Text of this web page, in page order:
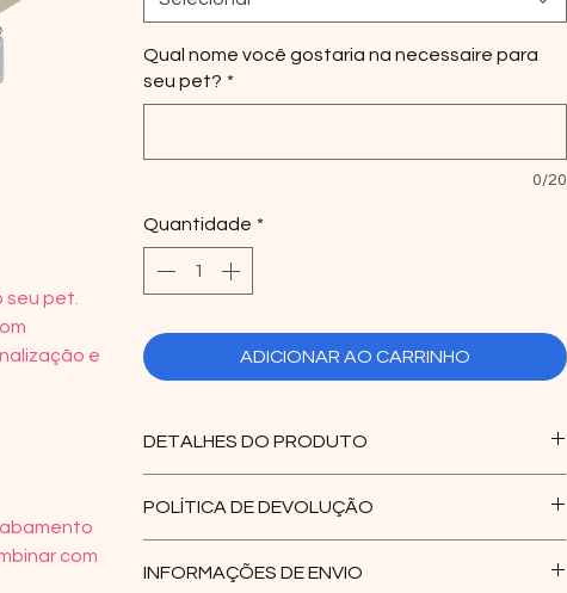
seu pet.
e
com
Qual nome você gostaria na necessaire para
seu pet? *
0/20
Quantidade *
ADICIONAR AO CARRINHO
DETALHES DO PRODUTO
semi impermeável
estruturada
POLÍTICA DE DEVOLUÇÃO
tratar-se de encomendas realizadas de forma
INFORMAÇÕES DE ENVIO